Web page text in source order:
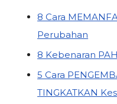
8 Cara
Perubahan
8 Kebenaran
5 Cara
TINGKATKAN